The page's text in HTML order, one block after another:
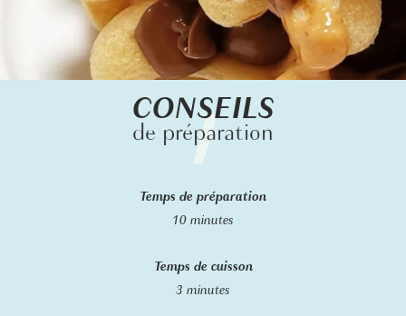
CONSEILS
de préparation
Temps de préparation
10 minutes
Temps de cuisson
3 minutes